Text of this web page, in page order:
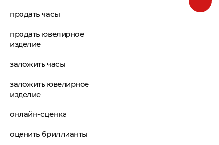
продать часы
продать ювелирное
изделие
заложить часы
заложить ювелирное
изделие
онлайн-оценка
оценить бриллианты